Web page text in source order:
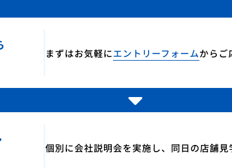
まずはお気軽にエントリーフォームからご
個別に会社説明会を実施し、同日の店舗見